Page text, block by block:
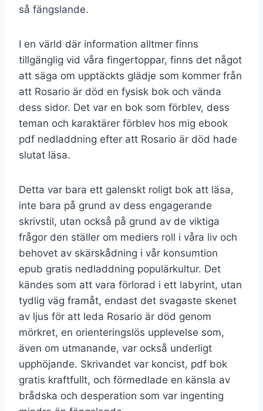
så fängslande.
I en värld där information alltmer finns
tillgänglig vid våra fingertoppar, finns det något
att säga om upptäckts glädje som kommer från
att Rosario är död en fysisk bok och vända
dess sidor. Det var en bok som förblev, dess
teman och karaktärer förblev hos mig ebook
pdf nedladdning efter att Rosario är död hade
slutat läsa.
Detta var bara ett galenskt roligt bok att läsa,
inte bara på grund av dess engagerande
skrivstil, utan också på grund av de viktiga
frågor den ställer om mediers roll i våra liv och
behovet av skärskådning i vår konsumtion
epub gratis nedladdning populärkultur. Det
kändes som att vara förlorad i ett labyrint, utan
tydlig väg framåt, endast det svagaste skenet
av ljus för att leda Rosario är död genom
mörkret, en orienteringslös upplevelse som,
även om utmanande, var också underligt
upphöjande. Skrivandet var koncist, pdf bok
gratis kraftfullt, och förmedlade en känsla av
brådska och desperation som var ingenting